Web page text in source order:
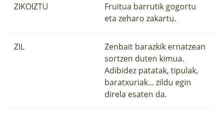
ZIKOIZTU
Fruitua barrutik gogortu
eta zeharo zakartu.
ZIL
Zenbait barazkik ernatzean
sortzen duten kimua.
Adibidez patatak, tipulak,
baratxuriak... zildu egin
direla esaten da.